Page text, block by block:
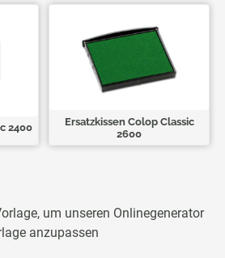
2400
Ersatzkissen Colop Classic
2600
um unseren Onlinegenerator
anzupassen